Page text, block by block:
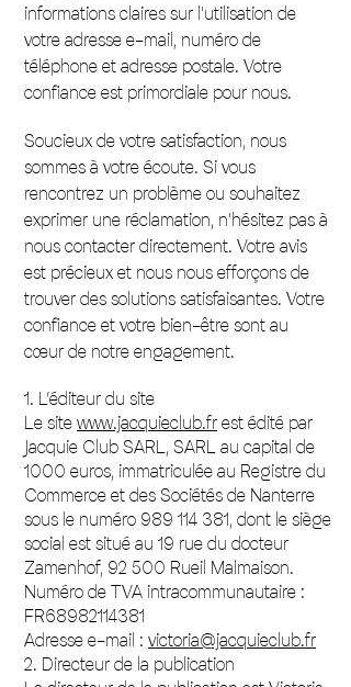
informations claires sur l'utilisation de
votre adresse e-mail, numéro de
téléphone et adresse postale. Votre
confiance est primordiale pour nous.
Soucieux de votre satisfaction, nous
sommes à votre écoute. Si vous
rencontrez un problème ou souhaitez
exprimer une réclamation, n'hésitez pas à
nous contacter directement. Votre avis
est précieux et nous nous efforçons de
trouver des solutions satisfaisantes. Votre
confiance et votre bien-être sont au
cœur de notre engagement.
1. L’éditeur du site
Le sitewww.jacquieclub.frest édité par
Jacquie Club SARL, SARL au capital de
1000 euros, immatriculée au Registre du
Commerce et des Sociétés de Nanterre
sous le numéro 989 114 381, dont le siège
social est situé au 19 rue du docteur
Zamenhof, 92 500 Rueil Malmaison.
Numéro de TVA intracommunautaire :
FR68982114381
Adresse e-mail : victoria@jacquieclub.fr
2. Directeur de la publication